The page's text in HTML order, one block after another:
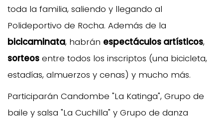
toda la familia, saliendo y llegando al
Polideportivo de Rocha. Además de la
bicicaminata, habrán espectáculos artísticos,
sorteos entre todos los inscriptos (una bicicleta,
estadías, almuerzos y cenas) y mucho más.
Participarán Candombe "La Katinga", Grupo de
baile y salsa "La Cuchilla" y Grupo de danza